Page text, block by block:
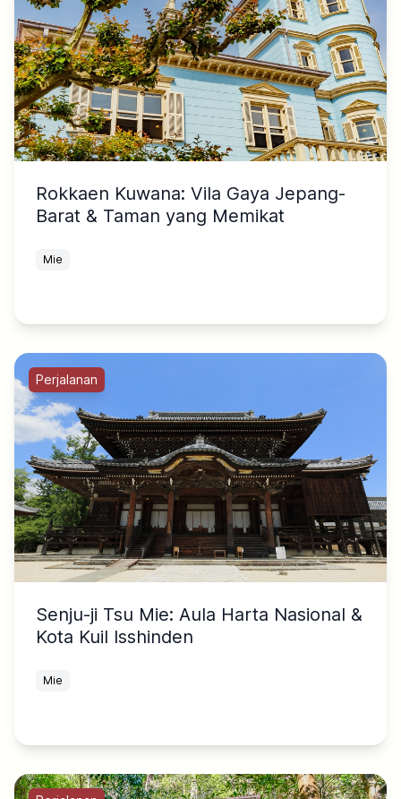
Rokkaen Kuwana: Vila Gaya Jepang-
Barat & Taman yang Memikat
Mie
Perjalanan
Senju-ji Tsu Mie: Aula Harta Nasional &
Kota Kuil Isshinden
Mie